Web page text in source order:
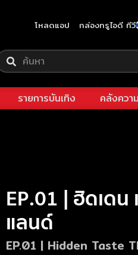
โหลดแอป กล่องทรูไอดี ทีวี
รายการบันเทิง คลังควา
EP.01 | ฮิดเดน
แลนด์
EP.01 | Hidden Taste